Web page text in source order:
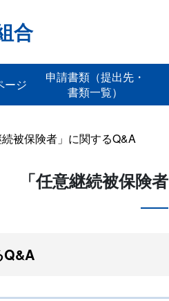
合
ージ
申請書類（提出先・
書類一覧）
続被保険者」に関するQ&A
「任意継続被保険
Q&A